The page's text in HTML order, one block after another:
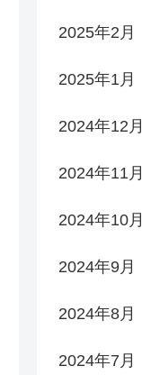
2025年2月
2025年1月
2024年12月
2024年11月
2024年10月
2024年9月
2024年8月
2024年7月